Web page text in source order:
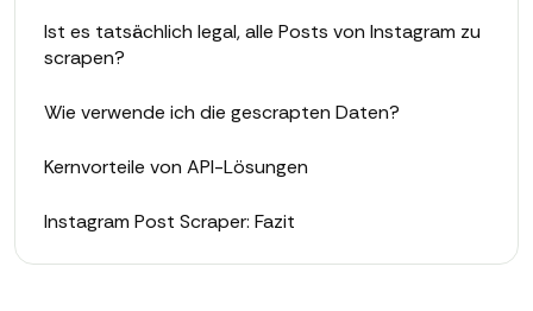
Ist es tatsächlich legal, alle Posts von Instagram zu
scrapen?
Wie verwende ich die gescrapten Daten?
Kernvorteile von API-Lösungen
Instagram Post Scraper: Fazit